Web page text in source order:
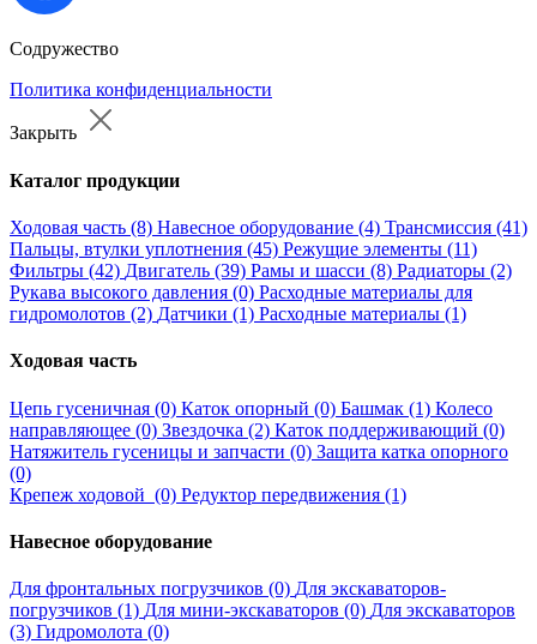
Содружество
Политика конфиденциальности
Закрыть
Каталог продукции
Ходовая часть (8) Навесное оборудование (4) Трансмиссия (41)
Пальцы, втулки уплотнения (45) Режущие элементы (11)
Фильтры (42) Двигатель (39) Рамы и шасси (8) Радиаторы (2)
Рукава высокого давления (0) Расходные материалы для
гидромолотов (2) Датчики (1) Расходные материалы (1)
Ходовая часть
Цепь гусеничная (0) Каток опорный (0) Башмак (1) Колесо
направляющее (0) Звездочка (2) Каток поддерживающий (0)
Натяжитель гусеницы и запчасти (0) Защита катка опорного
(0)
Крепеж ходовой (0) Редуктор передвижения (1)
Навесное оборудование
Для фронтальных погрузчиков (0) Для экскаваторов-
погрузчиков (1) Для мини-экскаваторов (0) Для экскаваторов
(3) Гидромолота (0)